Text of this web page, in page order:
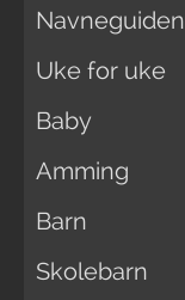
Navneguiden
Uke for uke
Baby
Amming
Barn
Skolebarn